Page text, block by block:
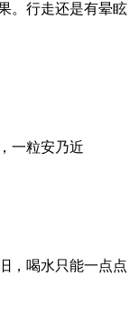
。行走还是有晕眩
一粒安乃近
，喝水只能一点点